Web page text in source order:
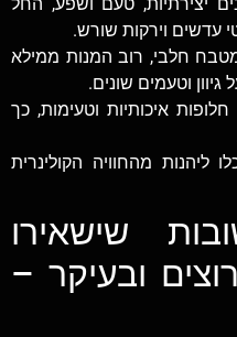
יצירתיות, טעם ושפע, החל
עדשים וירקות שורש.
חלבי, רוב המנות ממילא
וטעמים שונים.
איכותיות וטעימות, כך
מהחוויה הקולינרית
שישאירו
ובעיקר –